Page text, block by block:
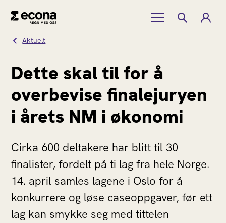
Aktuelt
Dette skal til for å
overbevise finalejuryen
i årets NM i økonomi
Cirka 600 deltakere har blitt til 30
finalister, fordelt på ti lag fra hele Norge.
14. april samles lagene i Oslo for å
konkurrere og løse caseoppgaver, før ett
lag kan smykke seg med tittelen